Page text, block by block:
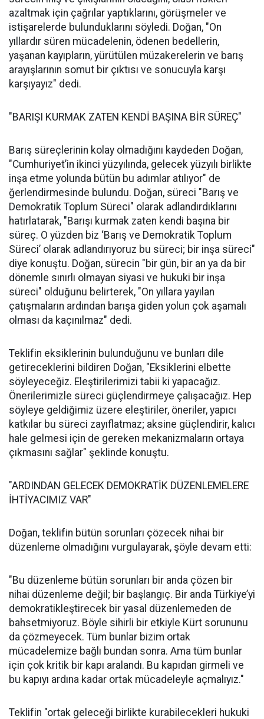
azaltmak için çağrılar yaptıklarını, görüşmeler ve
istişarelerde bulunduklarını söyledi. Doğan, "On
yıllardır süren mücadelenin, ödenen bedellerin,
yaşanan kayıpların, yürütülen müzakerelerin ve barış
arayışlarının somut bir çıktısı ve sonucuyla karşı
karşıyayız" dedi.
"BARIŞI KURMAK ZATEN KENDİ BAŞINA BİR SÜREÇ"
Barış süreçlerinin kolay olmadığını kaydeden Doğan,
"Cumhuriyet’in ikinci yüzyılında, gelecek yüzyılı birlikte
inşa etme yolunda bütün bu adımlar atılıyor" de
ğerlendirmesinde bulundu. Doğan, süreci "Barış ve
Demokratik Toplum Süreci" olarak adlandırdıklarını
hatırlatarak, "Barışı kurmak zaten kendi başına bir
süreç. O yüzden biz ‘Barış ve Demokratik Toplum
Süreci’ olarak adlandırıyoruz bu süreci; bir inşa süreci"
diye konuştu. Doğan, sürecin "bir gün, bir an ya da bir
dönemle sınırlı olmayan siyasi ve hukuki bir inşa
süreci" olduğunu belirterek, "On yıllara yayılan
çatışmaların ardından barışa giden yolun çok aşamalı
olması da kaçınılmaz" dedi.
Teklifin eksiklerinin bulunduğunu ve bunları dile
getireceklerini bildiren Doğan, "Eksiklerini elbette
söyleyeceğiz. Eleştirilerimizi tabii ki yapacağız.
Önerilerimizle süreci güçlendirmeye çalışacağız. Hep
söyleye geldiğimiz üzere eleştiriler, öneriler, yapıcı
katkılar bu süreci zayıflatmaz; aksine güçlendirir, kalıcı
hale gelmesi için de gereken mekanizmaların ortaya
çıkmasını sağlar" şeklinde konuştu.
"ARDINDAN GELECEK DEMOKRATİK DÜZENLEMELERE
İHTİYACIMIZ VAR"
Doğan, teklifin bütün sorunları çözecek nihai bir
düzenleme olmadığını vurgulayarak, şöyle devam etti:
"Bu düzenleme bütün sorunları bir anda çözen bir
nihai düzenleme değil; bir başlangıç. Bir anda Türkiye’yi
demokratikleştirecek bir yasal düzenlemeden de
bahsetmiyoruz. Böyle sihirli bir etkiyle Kürt sorununu
da çözmeyecek. Tüm bunlar bizim ortak
mücadelemize bağlı bundan sonra. Ama tüm bunlar
için çok kritik bir kapı aralandı. Bu kapıdan girmeli ve
bu kapıyı ardına kadar ortak mücadeleyle açmalıyız."
Teklifin "ortak geleceği birlikte kurabilecekleri hukuki